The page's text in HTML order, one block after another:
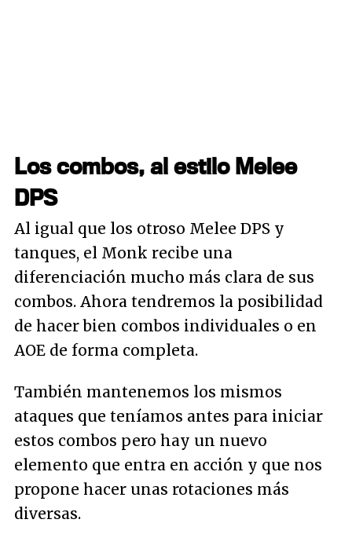
Los combos, al estilo Melee
DPS
Al igual que los otroso Melee DPS y
tanques, el Monk recibe una
diferenciación mucho más clara de sus
combos. Ahora tendremos la posibilidad
de hacer bien combos individuales o en
AOE de forma completa.
También mantenemos los mismos
ataques que teníamos antes para iniciar
estos combos pero hay un nuevo
elemento que entra en acción y que nos
propone hacer unas rotaciones más
diversas.